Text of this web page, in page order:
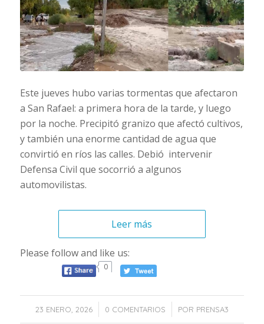
Este jueves hubo varias tormentas que afectaron
a San Rafael: a primera hora de la tarde, y luego
por la noche. Precipitó granizo que afectó cultivos,
y también una enorme cantidad de agua que
convirtió en ríos las calles. Debió intervenir
Defensa Civil que socorrió a algunos
automovilistas.
Leer más
Please follow and like us:
0
23 ENERO, 2026
/ 0 COMENTARIOS
/ POR PRENSA3